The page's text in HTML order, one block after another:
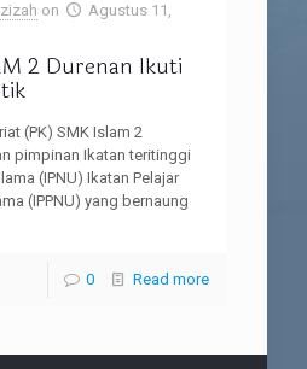
on
Agustus 11,
2 Durenan Ikuti
(PK) SMK Islam 2
pimpinan Ikatan teritinggi
(IPNU) Ikatan Pelajar
(IPPNU) yang bernaung
0 Read more